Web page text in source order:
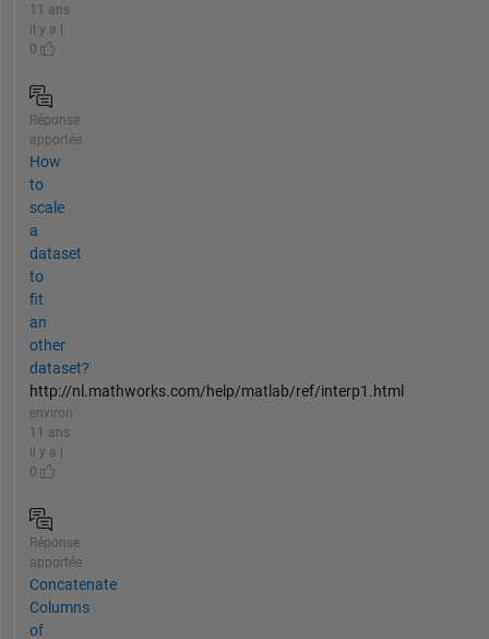
11 ans
il y a |
0
Réponse
apportée
How
to
scale
a
dataset
to
fit
an
other
dataset?
http://nl.mathworks.com/help/matlab/ref/interp1.html
environ
11 ans
il y a |
0
Réponse
apportée
Concatenate
Columns
of